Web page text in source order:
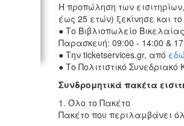
Η προπώληση των
έως 25 ετών) ξεκίνησε και
● Το Βιβλιοπωλείο
Παρασκευή: 09:00 - 14:00 &
● Την ticketservices.gr, από εδώ
● Το Πολιτιστικό
Συνδρομητικά πακέτα
1. Όλο το Πακέτο
Πακέτο που περιλαμβάνει